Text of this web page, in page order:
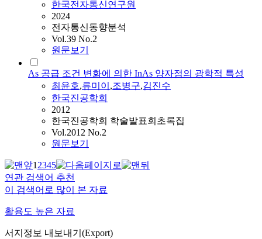
한국전자통신연구원
2024
전자통신동향분석
Vol.39 No.2
원문보기
As 공급 조건 변화에 의한 InAs 양자점의 광학적 특성
최윤호,류미이 ,조병구,김진수
한국진공학회
2012
한국진공학회 학술발표회초록집
Vol.2012 No.2
원문보기
12345
연관 검색어 추천
이 검색어로 많이 본 자료
활용도 높은 자료
서지정보 내보내기(Export)